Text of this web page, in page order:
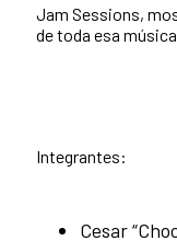
Jam Sessions,
de toda esa música.
Integrantes:
Cesar